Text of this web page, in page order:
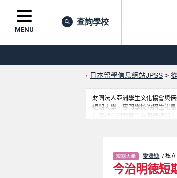
MENU
查詢學校
日本留學信息網站JPSS >
財團法人亞洲學生文化協會與
短期大學、專門學校的招生訊息
在這裡有刊載著今治明徳短期
愛媛縣 / 私立
今治明徳短